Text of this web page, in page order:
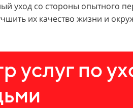
уход со стороны опытного
их качество жизни и
по